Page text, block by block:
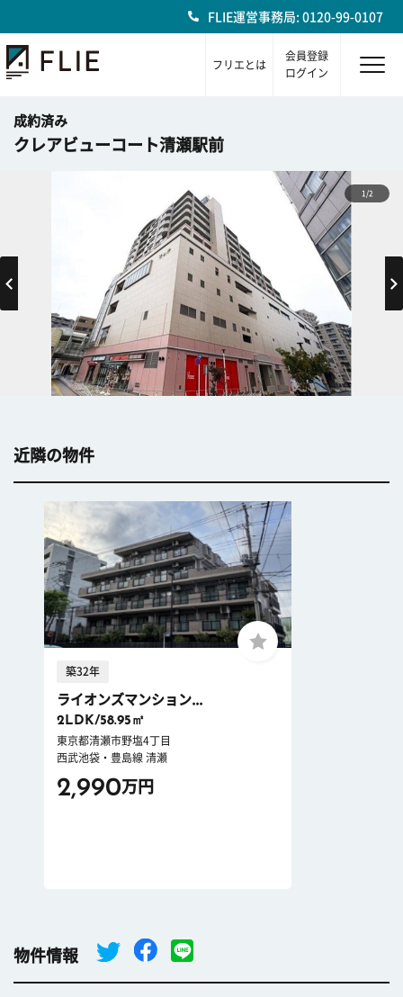
FLIE運営事務局: 0120-99-0107
フリエとは
会員登録
ログイン
成約済み
クレアビューコート清瀬駅前
1/2
近隣の物件
築32年
ライオンズマンション...
2LDK/58.95㎡
東京都清瀬市野塩4丁目
西武池袋・豊島線 清瀬
2,990万円
物件情報